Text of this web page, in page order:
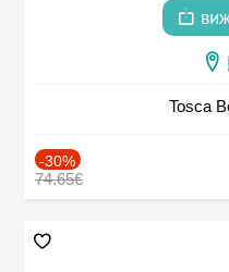
Tosca
-30%
74.65€